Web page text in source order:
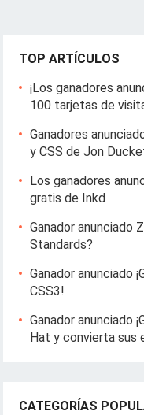
TOP ARTÍCULOS
¡Los ganadores
100 tarjetas de
Ganadores
y CSS de Jon
Los ganadores
gratis de Inkd
Ganador anunciado
Standards?
Ganador anunciado
CSS3!
Ganador anunciado
Hat y convierta sus
CATEGORÍAS